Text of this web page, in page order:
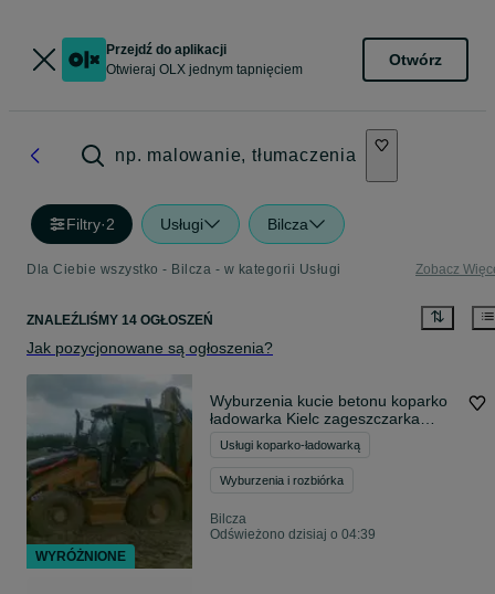
Przejdź do aplikacji
Otwieraj OLX jednym tapnięciem
Otwórz
np. malowanie, tłumaczenia
Filtry·2 Usługi Bilcza
Dla Ciebie wszystko - Bilcza - w kategorii Usługi Zobacz
ZNALEŹLIŚMY 14 OGŁOSZEŃ
Jak pozycjonowane są ogłoszenia?
Wyburzenia kucie betonu koparko
ładowarka Kielc zageszczarka
podbudowa
Usługi koparko-ładowarką
Wyburzenia i rozbiórka
Bilcza
Odświeżono dzisiaj o 04:39
WYRÓŻNIONE